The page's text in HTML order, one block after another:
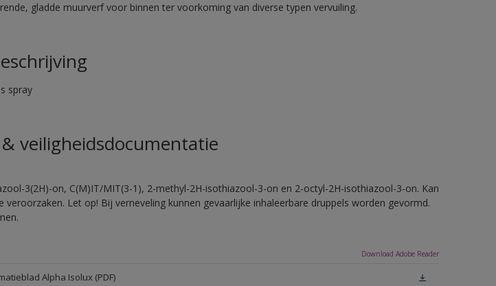
gladde muurverf voor binnen ter voorkoming van diverse typen vervuiling.
spray
veiligheidsdocumentatie
3(2H)-on, C(M)IT/MIT(3-1), 2-methyl-2H-isothiazool-3-on en 2-octyl-2H-isothiazool-3-on. Kan
veroorzaken. Let op! Bij verneveling kunnen gevaarlijke inhaleerbare druppels worden gevormd.
Download Adobe Reader
Alpha Isolux (PDF)